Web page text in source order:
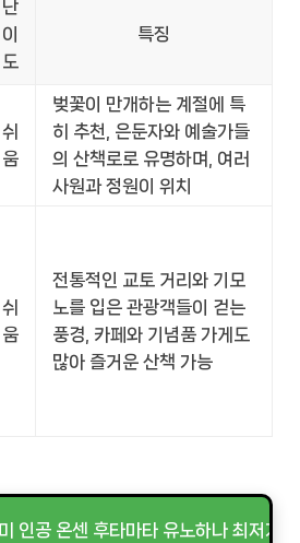
난
이
도
특징
쉬
움
벚꽃이 만개하는 계절에 특
히 추천, 은둔자와 예술가들
의 산책로로 유명하며, 여러
사원과 정원이 위치
쉬
움
전통적인 교토 거리와 기모
노를 입은 관광객들이 걷는
풍경, 카페와 기념품 가게도
많아 즐거운 산책 가능
인공 온센 후타마타 유노하나 최저가